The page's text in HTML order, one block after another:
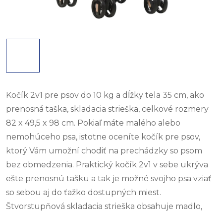
Kočík 2v1 pre psov do 10 kg a dĺžky tela 35 cm, ako
prenosná taška, skladacia strieška, celkové rozmery
82 x 49,5 x 98 cm. Pokiaľ máte malého alebo
nemohúceho psa, istotne oceníte kočík pre psov,
ktorý Vám umožní chodiť na prechádzky so psom
bez obmedzenia. Praktický kočík 2v1 v sebe ukrýva
ešte prenosnú tašku a tak je možné svojho psa vziať
so sebou aj do ťažko dostupných miest.
Štvorstupňová skladacia strieška obsahuje madlo,